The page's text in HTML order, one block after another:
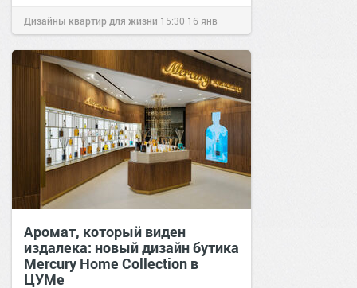
Дизайны квартир для жизни 15:30 16 янв
2020
Аромат, который виден
издалека: новый дизайн бутика
Mercury Home Collection в
ЦУМе